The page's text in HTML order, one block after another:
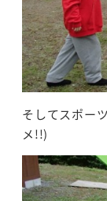
そしてスポー
メ!!)